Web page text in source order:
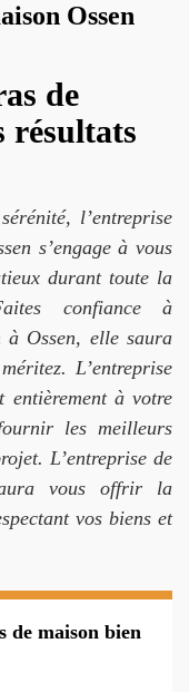
Ossen
de
résultats
l’entreprise
s’engage à vous
durant toute la
confiance à
à Ossen, elle saura
L’entreprise
entièrement à votre
les meilleurs
L’entreprise de
vous offrir la
vos biens et
de maison bien